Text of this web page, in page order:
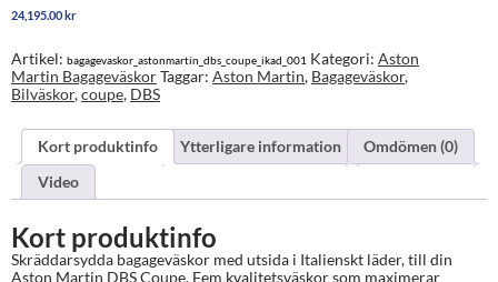
Coupe
24,195.00kr
Artikel: bagagevaskor_astonmartin_dbs_coupe_ikad_001 Kategori: Aston
Martin BagageväskorTaggar: Aston Martin, Bagageväskor,
Bilväskor,coupe, DBS
Kort produktinfo Ytterligare information
Omdömen (0)
Video
Kort produktinfo
Skräddarsydda bagageväskor med utsida i Italienskt läder, till din
Aston Martin DBS Coupe. Fem kvalitetsväskor som maximerar